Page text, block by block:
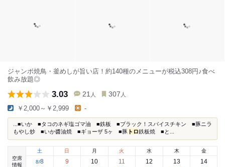
ジャンボ焼鳥・釜めしが旨い店！約140種のメニューが税込308円♪食べ
飲み放題◎
3.03 21 人 307 人
￥2,000～￥2,999 -
...■いか ■タコのネギ塩ゴマ油 ■鉄板 ■ブラック！スパイスチキン ■豚ニラ
もやし炒 ■いか醬油焼 ■ギョーザ 5ヶ ■豚 トロ鉄板焼 ■と...
空席
情報
土
8/8
日
9
月
10
火
11
水
12
木
13
金
14